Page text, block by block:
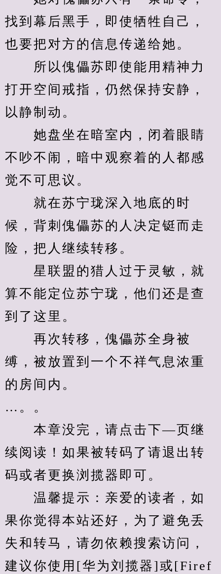
找到幕后黑手，即使牺牲自己，
也要把对方的信息传递给她。
所以傀儡苏即使能用精神力
打开空间戒指，仍然保持安静，
以静制动。
她盘坐在暗室内，闭着眼睛
不吵不闹，暗中观察着的人都感
觉不可思议。
就在苏宁珑深入地底的时
候，背刺傀儡苏的人决定铤而走
险，把人继续转移。
星联盟的猎人过于灵敏，就
算不能定位苏宁珑，他们还是查
到了这里。
再次转移，傀儡苏全身被
缚，被放置到一个不祥气息浓重
的房间内。
…。。
本章没完，请点击下—页继
续阅读！如果被转码了请退出转
码或者更换浏揽器即可。
温馨提示：亲爱的读者，如
果你觉得本站还好，为了避免丢
失和转马，请勿依赖搜索访问，
建议你使用[华为刘揽器]或[Firef